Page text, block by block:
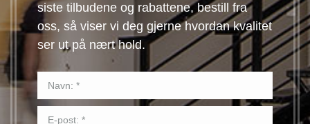
siste tilbudene og rabattene, bestill fra
oss, så viser vi deg gjerne hvordan kvalitet
ser ut på nært hold.